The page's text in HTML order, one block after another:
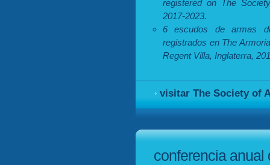
registered on The
2017-2023.
6 escudos de armas
registrados en The
Regent Villa, Inglaterra,
visitar The Society of
conferencia anual